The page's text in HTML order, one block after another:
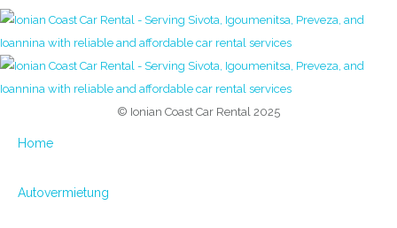
© Ionian Coast Car Rental 2025
Home
Autovermietung